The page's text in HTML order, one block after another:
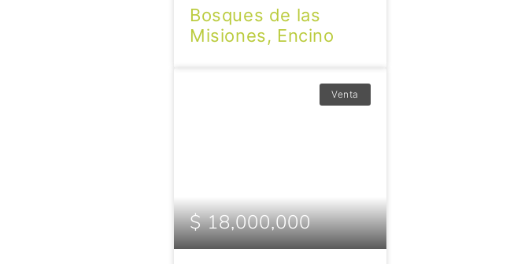
Bosques de las
Misiones, Encino
Venta
$ 18,000,000